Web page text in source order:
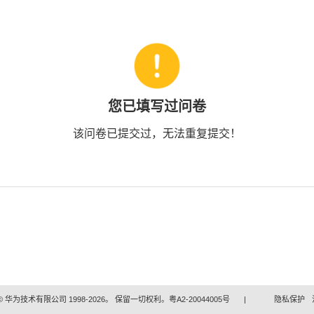
您已填写过问卷
该问卷已提交过，无法重复提交！
华为技术有限公司 1998-2026。 保留一切权利。粤A2-20044005号 | 隐私保护